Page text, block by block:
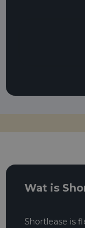
Wat is
Shortlease is